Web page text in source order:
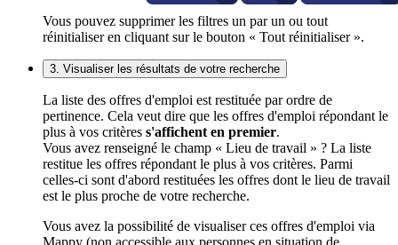
Vous pouvez supprimer les filtres un par un ou tout
réinitialiser en cliquant sur le bouton « Tout réinitialiser ».
3. Visualiser les résultats de votre recherche
La liste des offres d'emploi est restituée par ordre de
pertinence. Cela veut dire que les offres d'emploi répondant le
plus à vos critères s'affichent en premier.
Vous avez renseigné le champ « Lieu de travail » ? La liste
restitue les offres répondant le plus à vos critères. Parmi
celles-ci sont d'abord restituées les offres dont le lieu de travail
est le plus proche de votre recherche.
Vous avez la possibilité de visualiser ces offres d'emploi via
Mappy (non accessible aux personnes en situation de